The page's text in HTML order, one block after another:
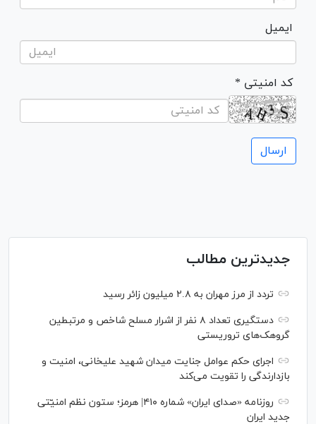
ایمیل
* کد امنیتی
جدیدترین مطالب
تردد از مرز مهران به ۲.۸ میلیون زائر رسید
دستگیری تعداد ۸ نفر از اشرار مسلح شاخص و مرتبطین
گروهک‌های تروریستی
اجرای حکم عوامل جنایت میدان شهید علیخانی، امنیت و
بازدارندگی را تقویت می‌کند
روزنامه «صدای ایران» شماره ۴۱۰| هرمز؛ ستون نظم امنیّتی
جدید ایران